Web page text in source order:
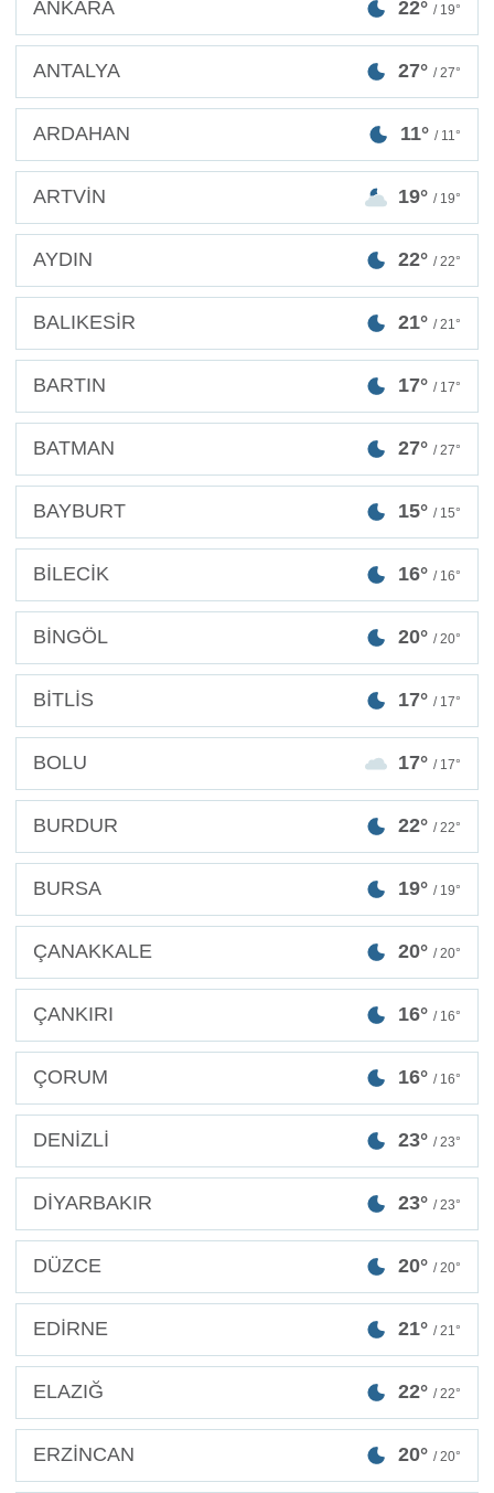
ANKARA 22° / 19°
ANTALYA 27° / 27°
ARDAHAN 11° / 11°
ARTVİN 19° / 19°
AYDIN 22° / 22°
BALIKESİR 21° / 21°
BARTIN 17° / 17°
BATMAN 27° / 27°
BAYBURT 15° / 15°
BİLECİK 16° / 16°
BİNGÖL 20° / 20°
BİTLİS 17° / 17°
BOLU 17° / 17°
BURDUR 22° / 22°
BURSA 19° / 19°
ÇANAKKALE 20° / 20°
ÇANKIRI 16° / 16°
ÇORUM 16° / 16°
DENİZLİ 23° / 23°
DİYARBAKIR 23° / 23°
DÜZCE 20° / 20°
EDİRNE 21° / 21°
ELAZIĞ 22° / 22°
ERZİNCAN 20° / 20°